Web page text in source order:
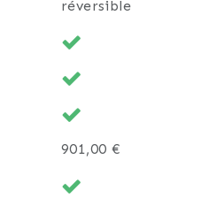
0686159042.
réversible
901,00 €